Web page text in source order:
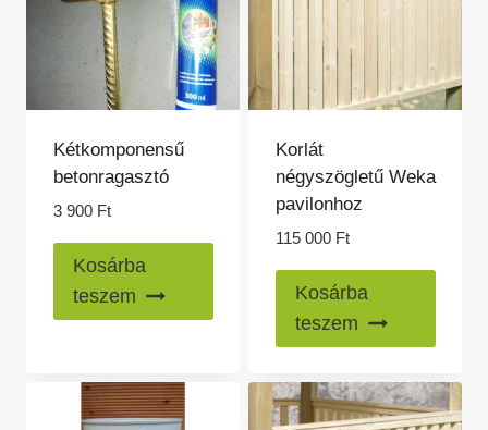
Kétkomponensű
betonragasztó
3 900 Ft
Kosárba
teszem
Korlát
négyszögletű Weka
pavilonhoz
115 000 Ft
Kosárba
teszem